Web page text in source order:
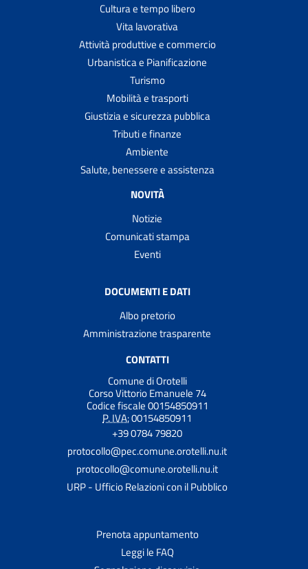
Cultura e tempo libero
Vita lavorativa
Attività produttive e commercio
Urbanistica e Pianificazione
Turismo
Mobilità e trasporti
Giustizia e sicurezza pubblica
Tributi e finanze
Ambiente
Salute, benessere e assistenza
NOVITÀ
Notizie
Comunicati stampa
Eventi
DOCUMENTI E DATI
Albo pretorio
Amministrazione trasparente
CONTATTI
Comune di Orotelli
Corso Vittorio Emanuele 74
Codice fiscale 00154850911
P. IVA:00154850911
+39 0784 79820
protocollo@pec.comune.orotelli.nu.it
protocollo@comune.orotelli.nu.it
URP - Ufficio Relazioni con il Pubblico
Prenota appuntamento
Leggi le FAQ